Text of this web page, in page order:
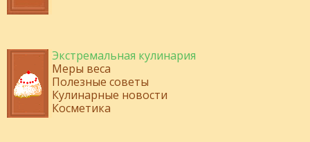
Экстремальная кулинария
Меры веса
Полезные советы
Кулинарные новости
Косметика